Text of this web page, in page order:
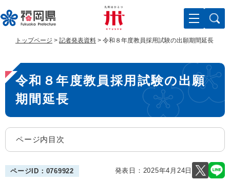
ー
ジ
で
す
ニ
ュ
ば
し
文
トップページ > 記者発表資料 > 令和８年度教員採用試験の出願期間延長
本
文
令和８年度教員採用試験の出願
期間延長
ページ内目次
ページID：0769922 発表日： 2025年4月24日